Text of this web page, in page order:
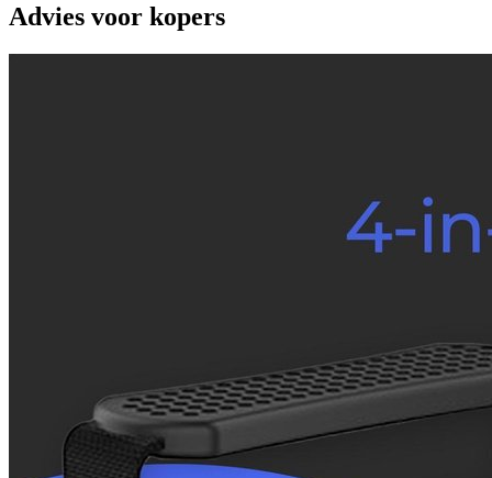
Advies voor kopers